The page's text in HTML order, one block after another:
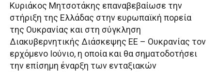
Κυριάκος Μητσοτάκης επαναβεβαίωσε την
στήριξη της Ελλάδας στην ευρωπαϊκή πορεία
της Ουκρανίας και στη σύγκληση
Διακυβερνητικής Διάσκεψης ΕΕ – Ουκρανίας τον
ερχόμενο Ιούνιο, η οποία και θα σηματοδοτήσει
την επίσημη έναρξη των ενταξιακών